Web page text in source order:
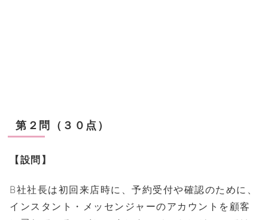
第２問（３０点）
【設問】
B社社長は初回来店時に、予約受付や確認のために、
インスタント・メッセンジャーのアカウントを顧客